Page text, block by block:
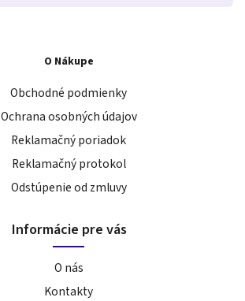
O Nákupe
Obchodné podmienky
Ochrana osobných údajov
Reklamačný poriadok
Reklamačný protokol
Odstúpenie od zmluvy
Informácie pre vás
O nás
Kontakty